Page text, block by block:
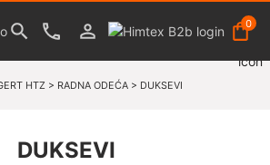
0
HTZ > RADNA ODEĆA > DUKSEVI
DUKSEVI